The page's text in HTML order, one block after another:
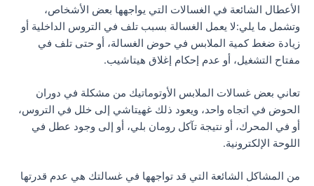
الأعطال الشائعة في الغسالات التي يواجهها بعض الأشخاص،
وتشمل ما يلي:لا يعمل الغسالة بسبب تلف في التروس الداخلية أو
زيادة ضغط كمية الملابس في حوض الغسالة، أو حتى تلف في
مفتاح التشغيل، أو عدم إحكام إغلاق هيتاشيب.
تعاني بعض غسالات الملابس الأوتوماتيك من مشكلة في دوران
الحوض في اتجاه واحد، ويعود ذلك غهيتاشي إلى خلل في التروس،
أو في المحرك، أو نتيجة تآكل رومان بلي، أو إلى وجود عطل في
اللوحة الإلكترونية.
من المشاكل الشائعة التي قد تواجهها في غسالتك هي عدم قدرتها